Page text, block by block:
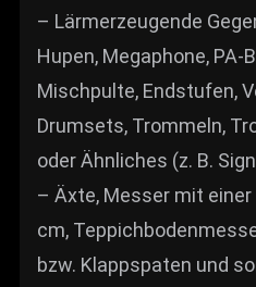
– Lärmerzeugende
Hupen, Megaphone,
Mischpulte, Endstufen,
Drumsets, Trommeln,
oder Ähnliches (z. B.
– Äxte, Messer mit einer
cm,
bzw. Klappspaten und